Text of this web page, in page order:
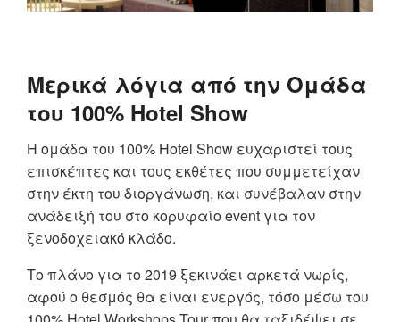
Μερικά λόγια από την Ομάδα
του 100% Hotel Show
Η ομάδα του 100% Hotel Show ευχαριστεί τους
επισκέπτες και τους εκθέτες που συμμετείχαν
στην έκτη του διοργάνωση, και συνέβαλαν στην
ανάδειξή του στο κορυφαίο event για τον
ξενοδοχειακό κλάδο.
Το πλάνο για το 2019 ξεκινάει αρκετά νωρίς,
αφού ο θεσμός θα είναι ενεργός, τόσο μέσω του